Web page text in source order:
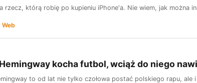
rzecz, którą robię po kupieniu iPhone'a. Nie wiem, jak można
kocha futbol, wciąż do niego
to od lat nie tylko czołowa postać polskiego rapu,